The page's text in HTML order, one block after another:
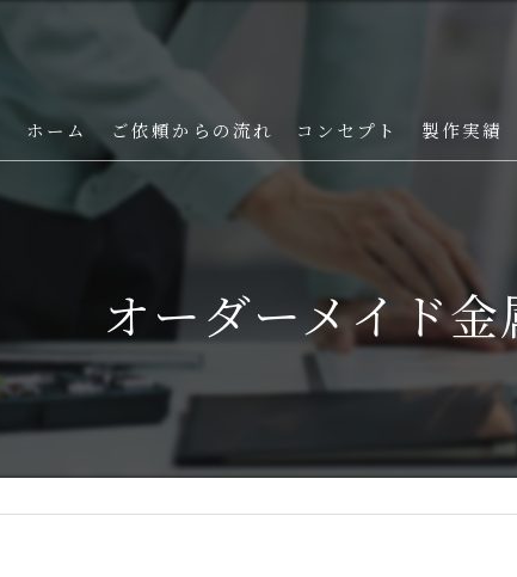
ホーム ご依頼からの流れ コンセプト 製作実績
オーダーメイド